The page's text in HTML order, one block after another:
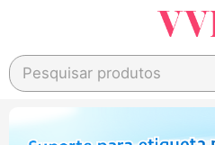
Pesquisar produtos